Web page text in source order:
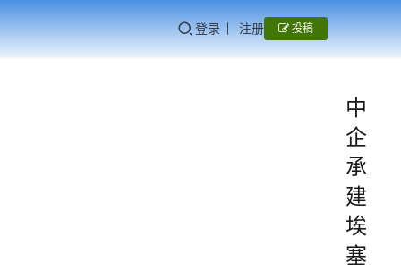
登录 注册 投稿
中
企
承
建
埃
塞